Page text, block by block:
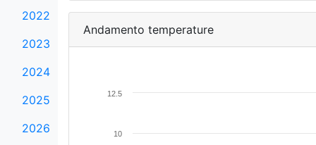
2022
2023
2024
2025
2026
Andamento temperature
10
12.5